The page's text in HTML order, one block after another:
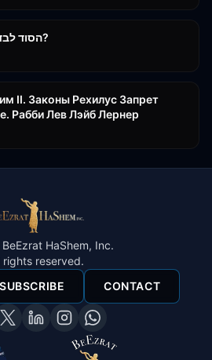
הסוד לבדיקה אם אתה הולך למות?
II. Законы Рехилус Запрет
Рабби Лев Лэйб Лернер
BeEzrat HaShem, Inc.
rights reserved.
SUBSCRIBE CONTACT